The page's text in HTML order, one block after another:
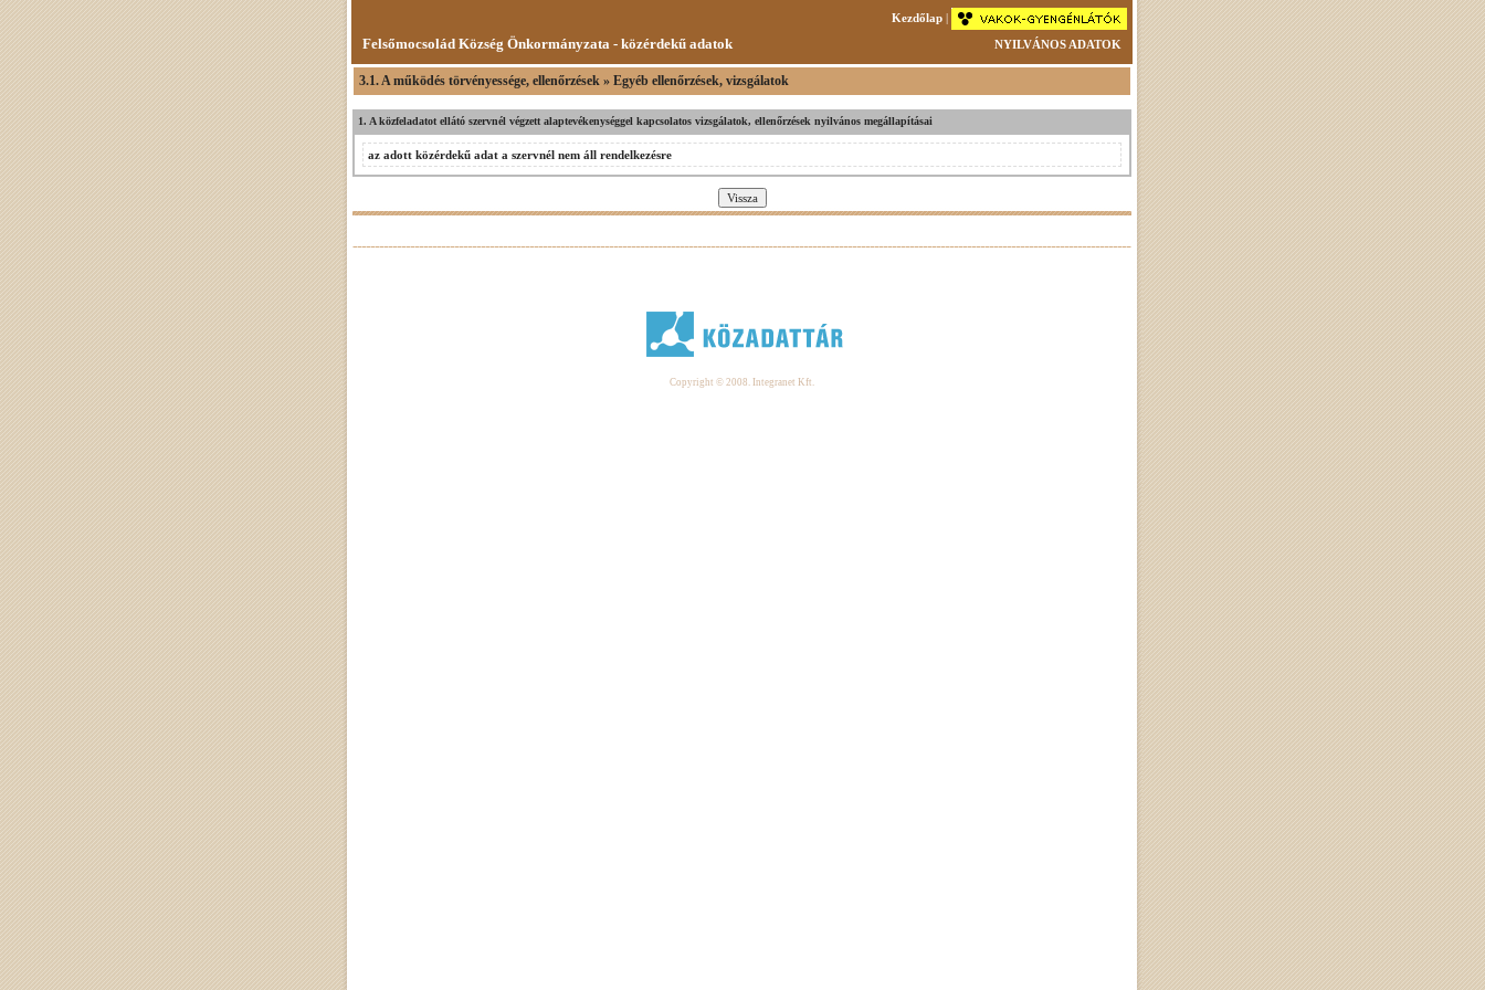
Kezdőlap |
Felsőmocsolád Község Önkormányzata - közérdekű adatok NYILVÁNOS ADATOK
3.1. A működés törvényessége, ellenőrzések » Egyéb ellenőrzések, vizsgálatok
1. A közfeladatot ellátó szervnél végzett alaptevékenységgel kapcsolatos vizsgálatok, ellenőrzések nyilvános megállapításai
az adott közérdekű adat a szervnél nem áll rendelkezésre
Copyright © 2008. Integranet Kft.